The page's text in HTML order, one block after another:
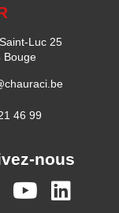
Luc 25
Bouge
46 99
nous